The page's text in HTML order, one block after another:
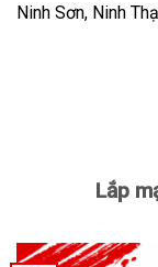
Ninh Sơn, Ninh
Lắp